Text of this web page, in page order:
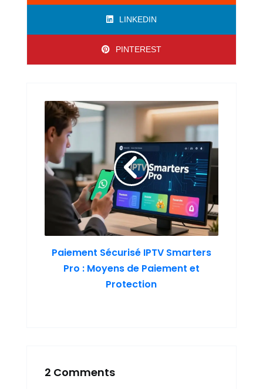
LINKEDIN
PINTEREST
Paiement Sécurisé IPTV Smarters
Pro : Moyens de Paiement et
Protection
2 Comments